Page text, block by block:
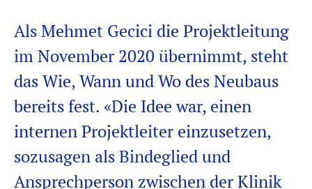
Als Mehmet Gecici die Projektleitung
imNovember 2020 übernimmt, steht
das Wie,Wann undWo des Neubaus
bereits fest. «Die Idee war, einen
internen Projektleiter einzusetzen,
sozusagen als Bindeglied und
Ansprechperson zwischen der Klinik